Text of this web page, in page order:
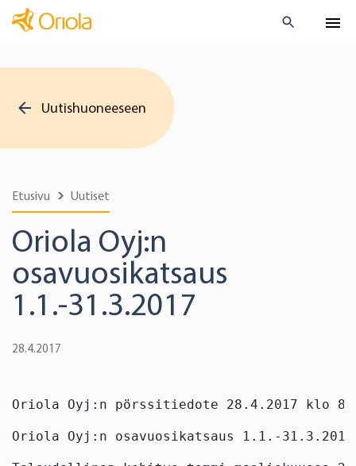
Uutishuoneeseen
Etusivu Uutiset
Oriola Oyj:n
osavuosikatsaus
1.1.-31.3.2017
28.4.2017
Oriola Oyj:n pörssitiedote 28.4.2017 klo
Oriola Oyj:n osavuosikatsaus 1.1.-31.3.2017